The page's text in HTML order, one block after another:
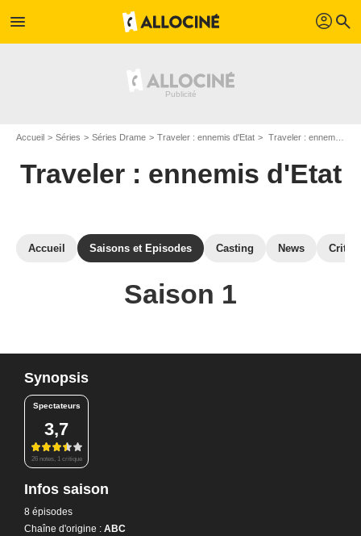
menu profil search
Accueil Séries Séries Drame Traveler : ennemis d'Etat Traveler : ennemis d'Etat : Episodes de la saison 1
Traveler : ennemis d'Etat
Accueil Saisons et Episodes Casting News
Saison 1
Synopsis
Spectateurs
3,7
26 notes, 1 critique
Infos saison
8 épisodes
Chaîne d'origine : ABC